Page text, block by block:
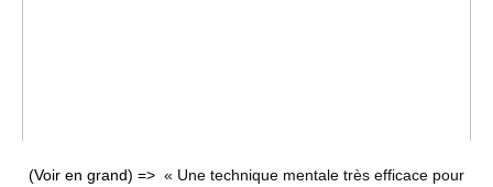
(Voir en grand) => « Une technique mentale très efficace pour